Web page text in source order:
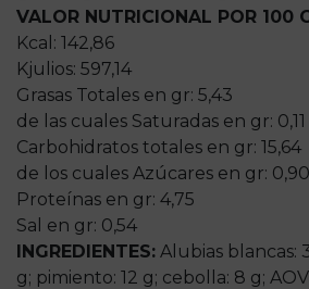
VALOR NUTRICIONAL POR 100
Kcal: 142,86
Kjulios: 597,14
Grasas Totales en gr: 5,43
de las cuales Saturadas en gr: 0,11
Carbohidratos totales en gr: 15,64
de los cuales Azúcares en gr: 0,90
Proteínas en gr: 4,75
Sal en gr: 0,54
INGREDIENTES: Alubias blancas:
g; pimiento: 12 g; cebolla: 8 g;